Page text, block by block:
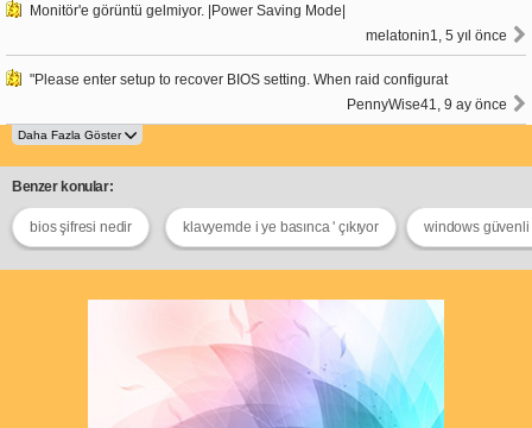
Monitör'e görüntü gelmiyor. |Power Saving Mode|
melatonin1, 5 yıl önce
"Please enter setup to recover BIOS setting. When raid configurat
PennyWise41, 9 ay önce
Benzer konular:
bios şifresi nedir klavyemde i ye basınca ' çıkıyor windows güvenli